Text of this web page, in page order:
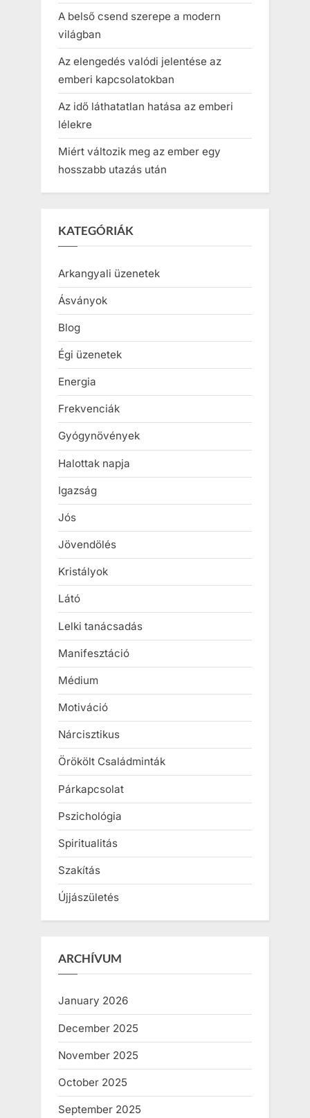
A belső csend szerepe a modern
világban
Az elengedés valódi jelentése az
emberi kapcsolatokban
Az idő láthatatlan hatása az emberi
lélekre
Miért változik meg az ember egy
hosszabb utazás után
KATEGÓRIÁK
Arkangyali üzenetek
Ásványok
Blog
Égi üzenetek
Energia
Frekvenciák
Gyógynövények
Halottak napja
Igazság
Jós
Jövendölés
Kristályok
Látó
Lelki tanácsadás
Manifesztáció
Médium
Motiváció
Nárcisztikus
Örökölt Családminták
Párkapcsolat
Pszichológia
Spiritualitás
Szakítás
Újjászületés
ARCHÍVUM
January 2026
December 2025
November 2025
October 2025
September 2025